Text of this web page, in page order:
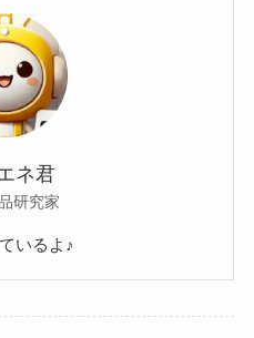
ネ君
研究家
いるよ♪